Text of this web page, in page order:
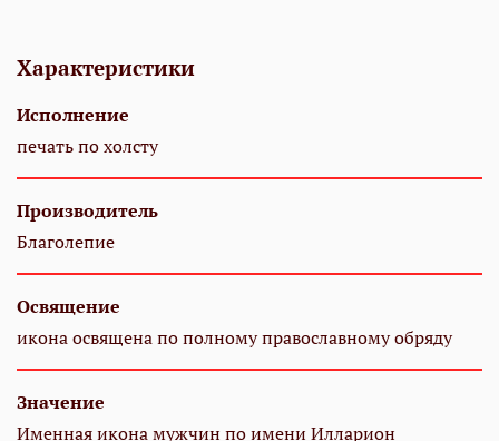
Характеристики
Исполнение
печать по холсту
Производитель
Благолепие
Освящение
икона освящена по полному православному обряду
Значение
Именная икона мужчин по имени Илларион